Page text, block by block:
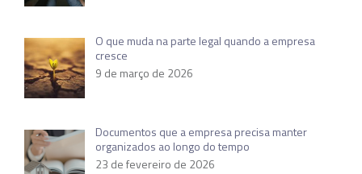
O que muda na parte legal quando a empresa
cresce
9 de março de 2026
Documentos que a empresa precisa manter
organizados ao longo do tempo
23 de fevereiro de 2026